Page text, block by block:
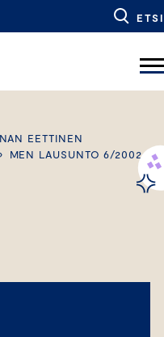
ETSI
EETTINEN
› MEN LAUSUNTO 6/2002